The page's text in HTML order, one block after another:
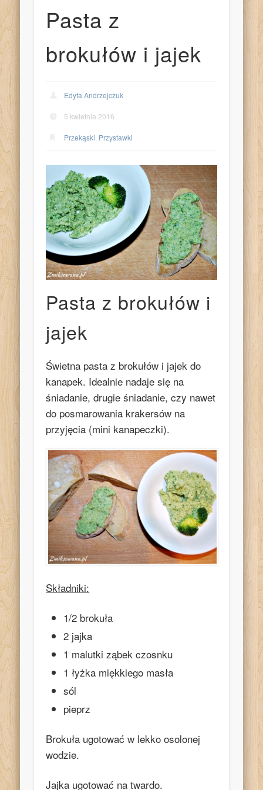
Pasta z
brokułów i jajek
Edyta Andrzejczuk
5 kwietnia 2016
Przekąski Przystawki
Pasta z brokułów i
jajek
Świetna pasta z brokułów i jajek do
kanapek. Idealnie nadaje się na
śniadanie, drugie śniadanie, czy nawet
do posmarowania krakersów na
przyjęcia (mini kanapeczki).
Składniki:
1/2 brokuła
2 jajka
1 malutki ząbek czosnku
1 łyżka miękkiego masła
sól
pieprz
Brokuła ugotować w lekko osolonej
wodzie.
Jajka ugotować na twardo.